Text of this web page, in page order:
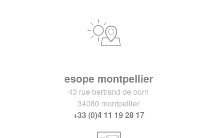
esope montpellier
43 rue bertrand de born
34080 montpellier
+33 (0)4 11 19 28 17